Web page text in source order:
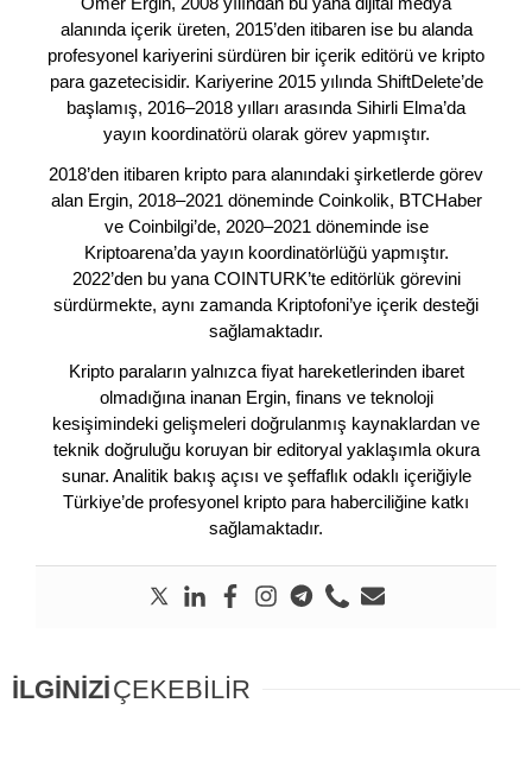
alanında içerik üreten, 2015’den itibaren ise bu alanda
profesyonel kariyerini sürdüren bir içerik editörü ve kripto
para gazetecisidir. Kariyerine 2015 yılında ShiftDelete’de
başlamış, 2016–2018 yılları arasında Sihirli Elma’da
yayın koordinatörü olarak görev yapmıştır.
2018’den itibaren kripto para alanındaki şirketlerde görev
alan Ergin, 2018–2021 döneminde Coinkolik, BTCHaber
ve Coinbilgi’de, 2020–2021 döneminde ise
Kriptoarena’da yayın koordinatörlüğü yapmıştır.
2022’den bu yana COINTURK’te editörlük görevini
sürdürmekte, aynı zamanda Kriptofoni’ye içerik desteği
sağlamaktadır.
Kripto paraların yalnızca fiyat hareketlerinden ibaret
olmadığına inanan Ergin, finans ve teknoloji
kesişimindeki gelişmeleri doğrulanmış kaynaklardan ve
teknik doğruluğu koruyan bir editoryal yaklaşımla okura
sunar. Analitik bakış açısı ve şeffaflık odaklı içeriğiyle
Türkiye’de profesyonel kripto para haberciliğine katkı
sağlamaktadır.
İLGİNİZİÇEKEBİLİR